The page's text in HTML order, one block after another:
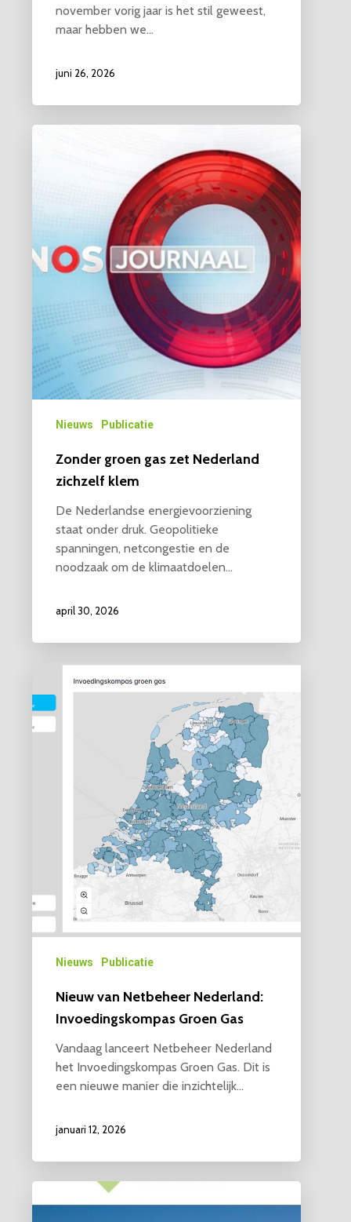
november vorig jaar is het stil geweest,
maar hebben we…
juni 26, 2026
Nieuws Publicatie
Zonder groen gas zet Nederland
zichzelf klem
De Nederlandse energievoorziening
staat onder druk. Geopolitieke
spanningen, netcongestie en de
noodzaak om de klimaatdoelen…
april 30, 2026
Nieuws Publicatie
Nieuw van Netbeheer Nederland:
Invoedingskompas Groen Gas
Vandaag lanceert Netbeheer Nederland
het Invoedingskompas Groen Gas. Dit is
een nieuwe manier die inzichtelijk…
januari 12, 2026